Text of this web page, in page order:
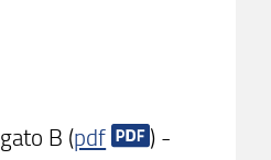
B (pdf
) -